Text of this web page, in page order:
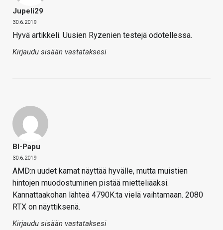
Jupeli29
30.6.2019
Hyvä artikkeli. Uusien Ryzenien testejä odotellessa.
Kirjaudu sisään vastataksesi
Bl-Papu
30.6.2019
AMD:n uudet kamat näyttää hyvälle, mutta muistien
hintojen muodostuminen pistää mietteliääksi.
Kannattaakohan lähteä 4790K:ta vielä vaihtamaan. 2080
RTX on näyttiksenä.
Kirjaudu sisään vastataksesi